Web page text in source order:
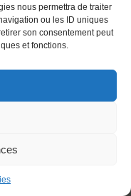
nous permettra de traiter
ou les ID uniques
son consentement peut
et fonctions.